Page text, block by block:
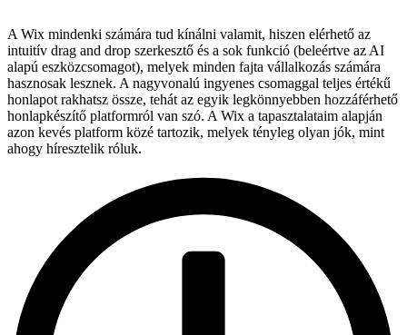
A Wix mindenki számára tud kínálni valamit, hiszen elérhető az
intuitív drag and drop szerkesztő és a sok funkció (beleértve az AI
alapú eszközcsomagot), melyek minden fajta vállalkozás számára
hasznosak lesznek. A nagyvonalú ingyenes csomaggal teljes értékű
honlapot rakhatsz össze, tehát az egyik legkönnyebben hozzáférhető
honlapkészítő platformról van szó. A Wix a tapasztalataim alapján
azon kevés platform közé tartozik, melyek tényleg olyan jók, mint
ahogy híresztelik róluk.